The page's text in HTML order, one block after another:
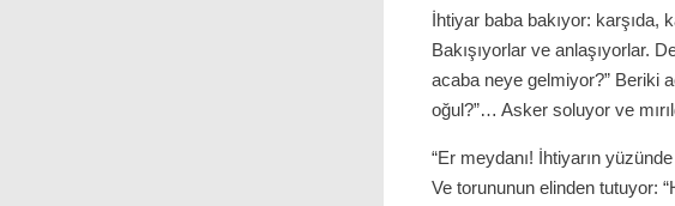
İhtiyar baba bakıyor:
Bakışıyorlar ve anlaşıyorlar.
acaba neye gelmiyor?” Beriki
oğul?”… Asker soluyor ve
“Er meydanı! İhtiyarın
Ve torununun elinden tutuyor: